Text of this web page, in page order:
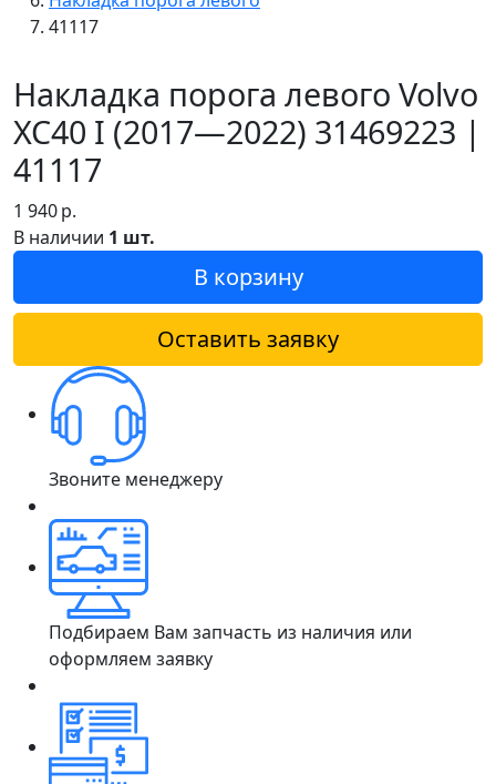
41117
Накладка порога левого Volvo
XC40 I (2017—2022) 31469223 |
41117
1 940р.
В наличии 1 шт.
В корзину
Оставить заявку
Звоните менеджеру
Подбираем Вам запчасть из наличия или
оформляем заявку